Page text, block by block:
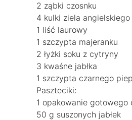
2 ząbki czosnku
4 kulki ziela angielskiego
1 liść laurowy
1 szczypta majeranku
2 łyżki soku z cytryny
3 kwaśne jabłka
1 szczypta czarnego
Paszteciki:
1 opakowanie
50 g suszonych jabłek